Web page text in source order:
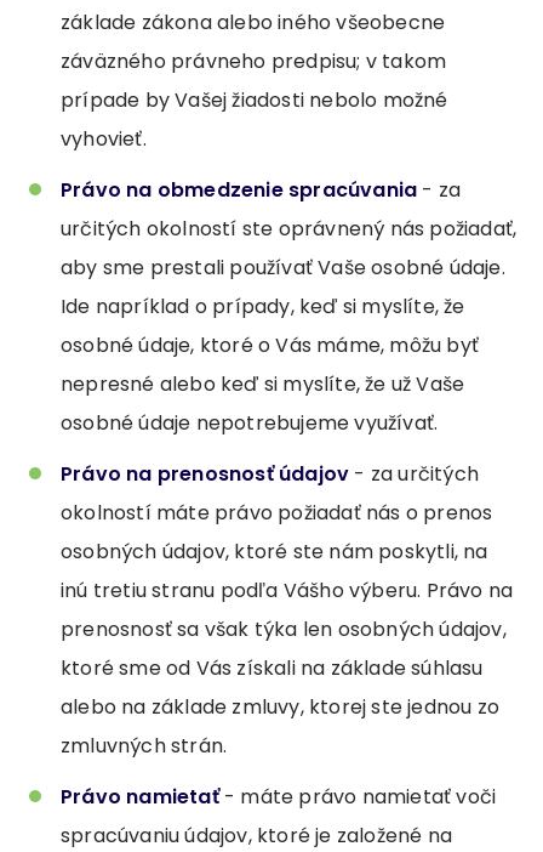
základe zákona alebo iného všeobecne
záväzného právneho predpisu; v takom
prípade by Vašej žiadosti nebolo možné
vyhovieť.
Právo na obmedzenie spracúvania - za
určitých okolností ste oprávnený nás požiadať,
aby sme prestali používať Vaše osobné údaje.
Ide napríklad o prípady, keď si myslíte, že
osobné údaje, ktoré o Vás máme, môžu byť
nepresné alebo keď si myslíte, že už Vaše
osobné údaje nepotrebujeme využívať.
Právo na prenosnosť údajov - za určitých
okolností máte právo požiadať nás o prenos
osobných údajov, ktoré ste nám poskytli, na
inú tretiu stranu podľa Vášho výberu. Právo na
prenosnosť sa však týka len osobných údajov,
ktoré sme od Vás získali na základe súhlasu
alebo na základe zmluvy, ktorej ste jednou zo
zmluvných strán.
Právo namietať- máte právo namietať voči
spracúvaniu údajov, ktoré je založené na